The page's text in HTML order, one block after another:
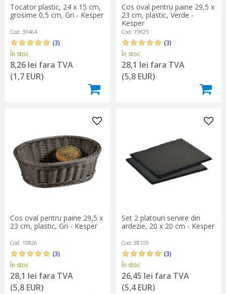
Tocator plastic, 24 x 15 cm,
grosime 0,5 cm, Gri - Kesper
Cod: 30464
(3)
În stoc
8,26 lei fara TVA
(1,7 EUR)
Cos oval pentru paine 29,5 x
23 cm, plastic, Verde -
Kesper
Cod: 19825
(3)
În stoc
28,1 lei fara TVA
(5,8 EUR)
Cos oval pentru paine 29,5 x
23 cm, plastic, Gri - Kesper
Cod: 19826
(3)
În stoc
28,1 lei fara TVA
(5,8 EUR)
Set 2 platouri servire din
ardezie, 20 x 20 cm - Kesper
Cod: 38109
(3)
În stoc
26,45 lei fara TVA
(5,4 EUR)